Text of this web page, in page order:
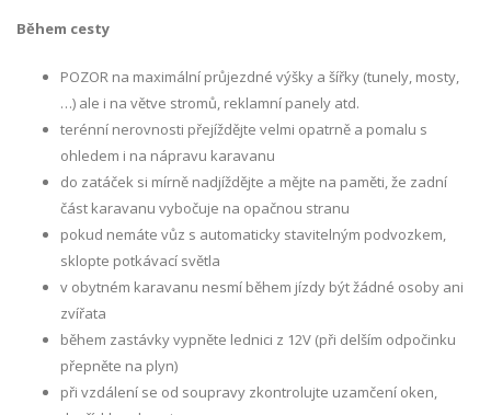
Během cesty
POZOR na maximální průjezdné výšky a šířky (tunely, mosty,
…) ale i na větve stromů, reklamní panely atd.
terénní nerovnosti přejíždějte velmi opatrně a pomalu s
ohledem i na nápravu karavanu
do zatáček si mírně nadjíždějte a mějte na paměti, že zadní
část karavanu vybočuje na opačnou stranu
pokud nemáte vůz s automaticky stavitelným podvozkem,
sklopte potkávací světla
v obytném karavanu nesmí během jízdy být žádné osoby ani
zvířata
během zastávky vypněte lednici z 12V (při delším odpočinku
přepněte na plyn)
při vzdálení se od soupravy zkontrolujte uzamčení oken,